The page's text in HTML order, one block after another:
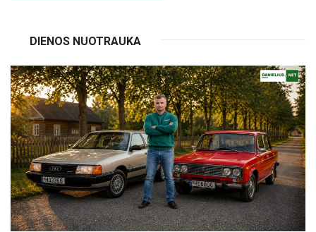
DIENOS NUOTRAUKA